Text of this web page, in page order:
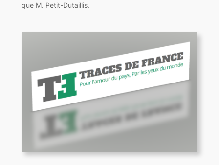
que M. Petit-Dutaillis.